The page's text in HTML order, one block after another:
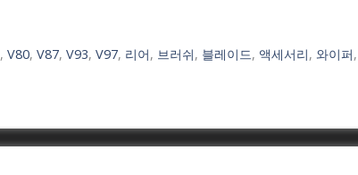
,V80,V87,V93,V97, 리어, 브러쉬, 블레이드, 액세서리,와이퍼,